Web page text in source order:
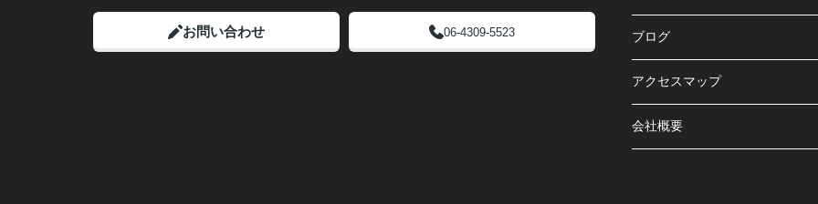
お問い合わせ 06-4309-5523 ブログ
アクセスマップ
会社概要